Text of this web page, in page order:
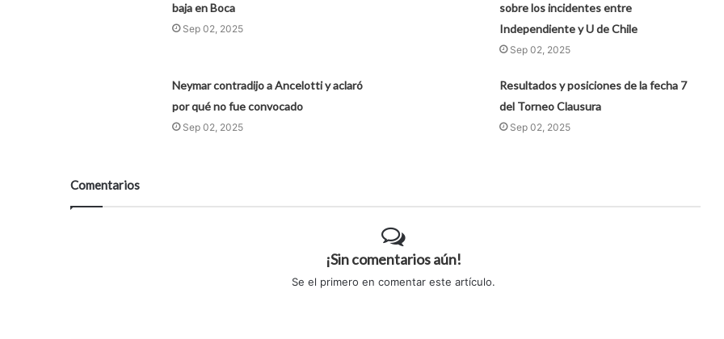
baja en Boca
Sep 02, 2025
sobre los incidentes entre
Independiente y U de Chile
Sep 02, 2025
Neymar contradijo a Ancelotti y aclaró
por qué no fue convocado
Sep 02, 2025
Resultados y posiciones de la fecha 7
del Torneo Clausura
Sep 02, 2025
Comentarios
¡Sin comentarios aún!
Se el primero en comentar este artículo.